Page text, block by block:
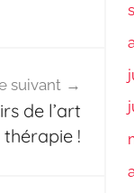
suivant
de l’art
thérapie !